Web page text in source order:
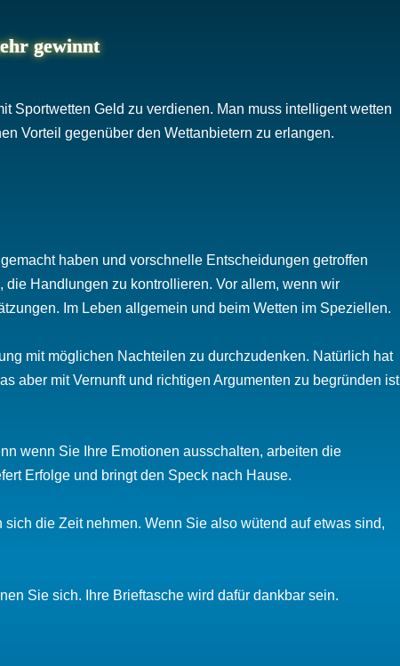
gewinnt
Sportwetten Geld zu verdienen. Man muss intelligent wetten
Vorteil gegenüber den Wettanbietern zu erlangen.
haben und vorschnelle Entscheidungen getroffen
Handlungen zu kontrollieren. Vor allem, wenn wir
Im Leben allgemein und beim Wetten im Speziellen.
mit möglichen Nachteilen zu durchzudenken. Natürlich hat
aber mit Vernunft und richtigen Argumenten zu begründen ist
wenn Sie Ihre Emotionen ausschalten, arbeiten die
Erfolge und bringt den Speck nach Hause.
die Zeit nehmen. Wenn Sie also wütend auf etwas sind,
Sie sich. Ihre Brieftasche wird dafür dankbar sein.